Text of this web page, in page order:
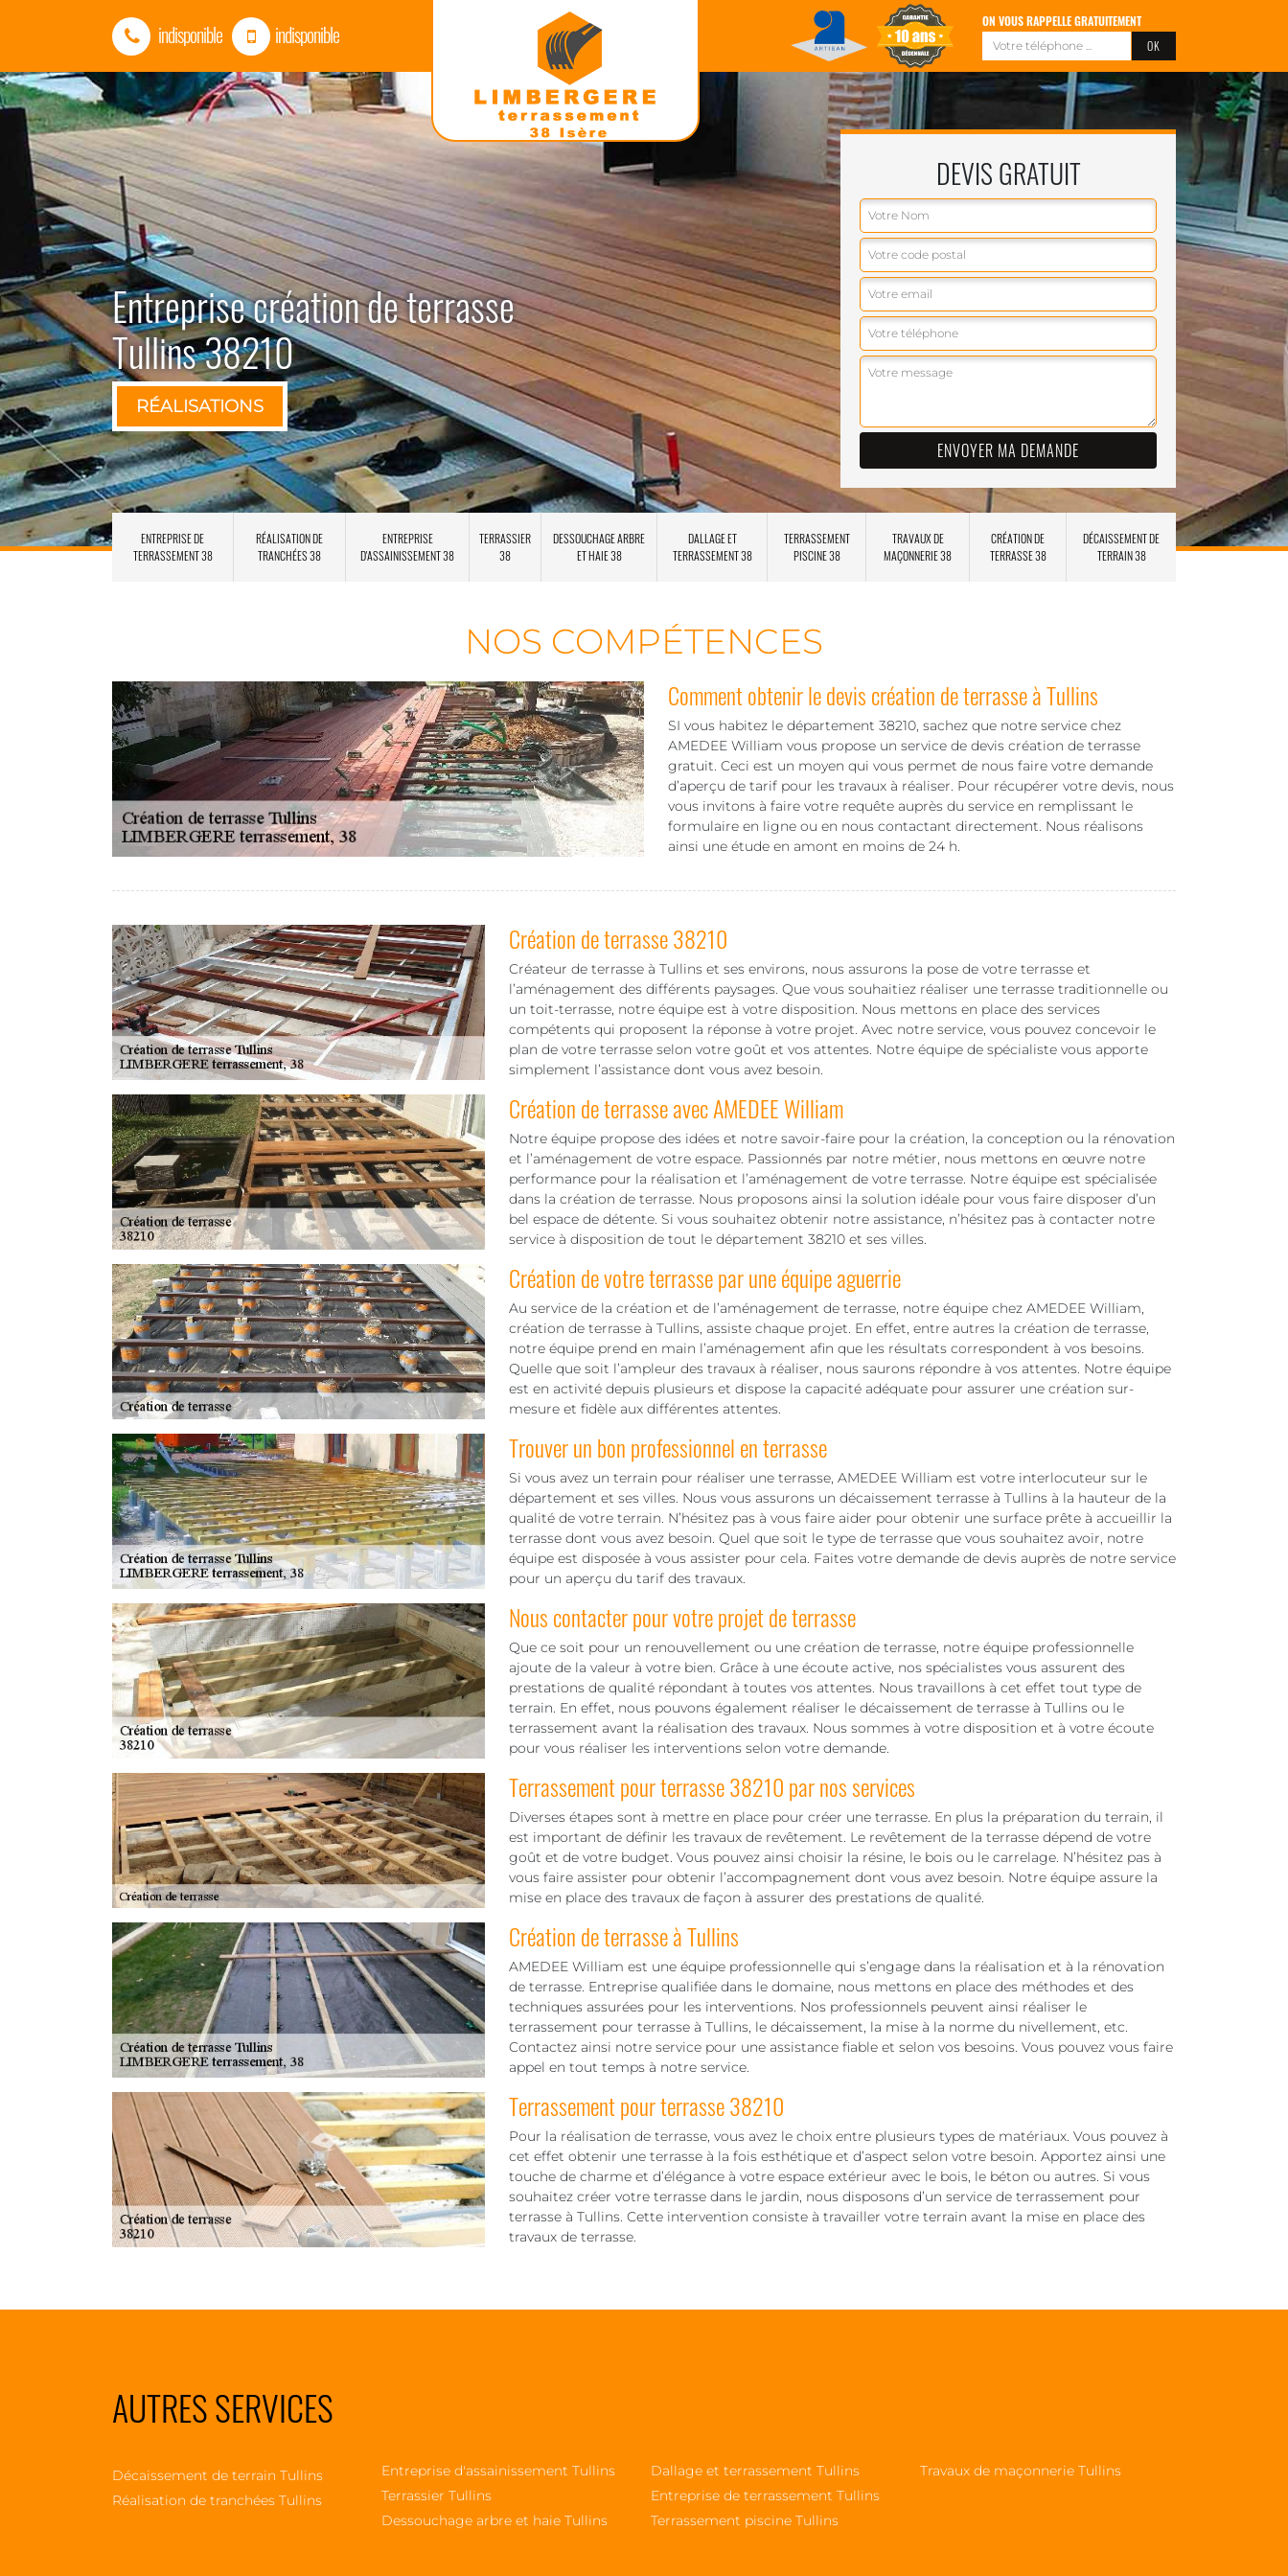
indisponible indisponible ON VOUS RAPPELLE GRATUITEMENT
Entreprise création de terrasse
Tullins 38210
RÉALISATIONS
DEVIS GRATUIT
ENTREPRISE DE
TERRASSEMENT 38
RÉALISATION DE
TRANCHÉES 38
ENTREPRISE
D'ASSAINISSEMENT 38
TERRASSIER
38
DESSOUCHAGE ARBRE
ET HAIE 38
DALLAGE ET
TERRASSEMENT 38
TERRASSEMENT
PISCINE 38
TRAVAUX DE
MAÇONNERIE 38
CRÉATION DE
TERRASSE 38
DÉCAISSEMENT DE
TERRAIN 38
NOS COMPÉTENCES
Comment obtenir le devis création de terrasse à Tullins
SI vous habitez le département 38210, sachez que notre service chez
AMEDEE William vous propose un service de devis création de terrasse
gratuit. Ceci est un moyen qui vous permet de nous faire votre demande
d’aperçu de tarif pour les travaux à réaliser. Pour récupérer votre devis, nous
vous invitons à faire votre requête auprès du service en remplissant le
formulaire en ligne ou en nous contactant directement. Nous réalisons
ainsi une étude en amont en moins de 24 h.
Création de terrasse 38210
Créateur de terrasse à Tullins et ses environs, nous assurons la pose de votre terrasse et
l’aménagement des différents paysages. Que vous souhaitiez réaliser une terrasse traditionnelle ou
un toit-terrasse, notre équipe est à votre disposition. Nous mettons en place des services
compétents qui proposent la réponse à votre projet. Avec notre service, vous pouvez concevoir le
plan de votre terrasse selon votre goût et vos attentes. Notre équipe de spécialiste vous apporte
simplement l’assistance dont vous avez besoin.
Création de terrasse avec AMEDEE William
Notre équipe propose des idées et notre savoir-faire pour la création, la conception ou la rénovation
et l’aménagement de votre espace. Passionnés par notre métier, nous mettons en œuvre notre
performance pour la réalisation et l’aménagement de votre terrasse. Notre équipe est spécialisée
dans la création de terrasse. Nous proposons ainsi la solution idéale pour vous faire disposer d’un
bel espace de détente. Si vous souhaitez obtenir notre assistance, n’hésitez pas à contacter notre
service à disposition de tout le département 38210 et ses villes.
Création de votre terrasse par une équipe aguerrie
Au service de la création et de l’aménagement de terrasse, notre équipe chez AMEDEE William,
création de terrasse à Tullins, assiste chaque projet. En effet, entre autres la création de terrasse,
notre équipe prend en main l’aménagement afin que les résultats correspondent à vos besoins.
Quelle que soit l’ampleur des travaux à réaliser, nous saurons répondre à vos attentes. Notre équipe
est en activité depuis plusieurs et dispose la capacité adéquate pour assurer une création sur-
mesure et fidèle aux différentes attentes.
Trouver un bon professionnel en terrasse
Si vous avez un terrain pour réaliser une terrasse, AMEDEE William est votre interlocuteur sur le
département et ses villes. Nous vous assurons un décaissement terrasse à Tullins à la hauteur de la
qualité de votre terrain. N’hésitez pas à vous faire aider pour obtenir une surface prête à accueillir la
terrasse dont vous avez besoin. Quel que soit le type de terrasse que vous souhaitez avoir, notre
équipe est disposée à vous assister pour cela. Faites votre demande de devis auprès de notre service
pour un aperçu du tarif des travaux.
Nous contacter pour votre projet de terrasse
Que ce soit pour un renouvellement ou une création de terrasse, notre équipe professionnelle
ajoute de la valeur à votre bien. Grâce à une écoute active, nos spécialistes vous assurent des
prestations de qualité répondant à toutes vos attentes. Nous travaillons à cet effet tout type de
terrain. En effet, nous pouvons également réaliser le décaissement de terrasse à Tullins ou le
terrassement avant la réalisation des travaux. Nous sommes à votre disposition et à votre écoute
pour vous réaliser les interventions selon votre demande.
Terrassement pour terrasse 38210 par nos services
Diverses étapes sont à mettre en place pour créer une terrasse. En plus la préparation du terrain, il
est important de définir les travaux de revêtement. Le revêtement de la terrasse dépend de votre
goût et de votre budget. Vous pouvez ainsi choisir la résine, le bois ou le carrelage. N’hésitez pas à
vous faire assister pour obtenir l’accompagnement dont vous avez besoin. Notre équipe assure la
mise en place des travaux de façon à assurer des prestations de qualité.
Création de terrasse à Tullins
AMEDEE William est une équipe professionnelle qui s’engage dans la réalisation et à la rénovation
de terrasse. Entreprise qualifiée dans le domaine, nous mettons en place des méthodes et des
techniques assurées pour les interventions. Nos professionnels peuvent ainsi réaliser le
terrassement pour terrasse à Tullins, le décaissement, la mise à la norme du nivellement, etc.
Contactez ainsi notre service pour une assistance fiable et selon vos besoins. Vous pouvez vous faire
appel en tout temps à notre service.
Terrassement pour terrasse 38210
Pour la réalisation de terrasse, vous avez le choix entre plusieurs types de matériaux. Vous pouvez à
cet effet obtenir une terrasse à la fois esthétique et d’aspect selon votre besoin. Apportez ainsi une
touche de charme et d’élégance à votre espace extérieur avec le bois, le béton ou autres. Si vous
souhaitez créer votre terrasse dans le jardin, nous disposons d’un service de terrassement pour
terrasse à Tullins. Cette intervention consiste à travailler votre terrain avant la mise en place des
travaux de terrasse.
AUTRES SERVICES
Décaissement de terrain Tullins
Réalisation de tranchées Tullins
Entreprise d'assainissement Tullins
Terrassier Tullins
Dessouchage arbre et haie Tullins
Dallage et terrassement Tullins
Entreprise de terrassement Tullins
Terrassement piscine Tullins
Travaux de maçonnerie Tullins